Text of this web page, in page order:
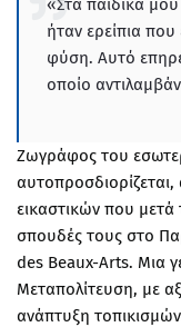
«Στα παιδικά
ήταν ερείπια που
φύση. Αυτό
οποίο
Ζωγράφος του
αυτοπροσδιορίζεται,
εικαστικών που μετά
σπουδές τους στο
des Beaux-Arts. Μια
Μεταπολίτευση, με
ανάπτυξη